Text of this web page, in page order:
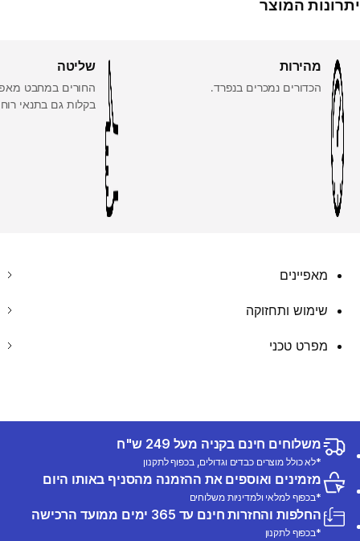
יתרונות המוצר
מהירות
הכדורים נמכרים בנפרד.
שליטה
החורים במחבט
בקלות גם בתנאי
מאפיינים
שימוש ותחזוקה
מפרט טכני
משלוחים חינם בקניה מעל 249 ש"ח
*לא כולל מוצרים כבדים וגדולים, בכפוף לתקנון
מזמינים ואוספים את ההזמנה מהסניף באותו היום
*בכפוף למלאי ולמדיניות משלוחים
החלפות והחזרות חינם עד 365 ימים ממועד הרכישה
*בכפוף לתקנון